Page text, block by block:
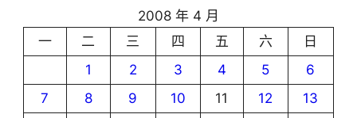
2008 年 4 月
一
二 三 四 五 六
日
1
2 3 4 5
6
7
8 9 10 11 12
13